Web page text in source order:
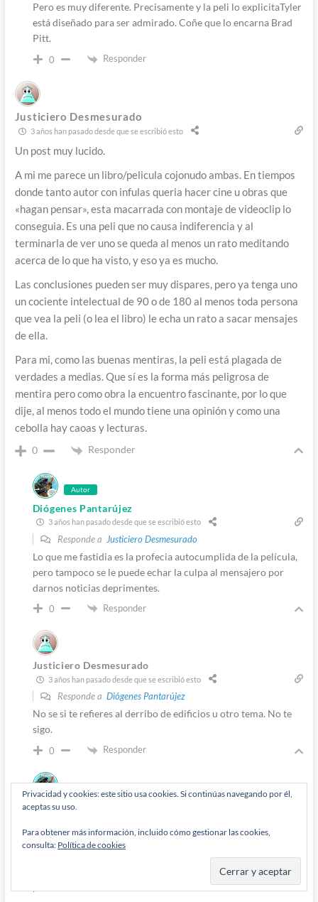
Pero es muy diferente. Precisamente y la peli lo explicitaTyler
está diseñado para ser admirado. Coñe que lo encarna Brad
Pitt.
0 Responder
Justiciero Desmesurado
3 años han pasado desde que se escribió esto
Un post muy lucido.
A mi me parece un libro/pelicula cojonudo ambas. En tiempos
donde tanto autor con infulas queria hacer cine u obras que
«hagan pensar», esta macarrada con montaje de videoclip lo
conseguia. Es una peli que no causa indiferencia y al
terminarla de ver uno se queda al menos un rato meditando
acerca de lo que ha visto, y eso ya es mucho.
Las conclusiones pueden ser muy dispares, pero ya tenga uno
un cociente intelectual de 90 o de 180 al menos toda persona
que vea la peli (o lea el libro) le echa un rato a sacar mensajes
de ella.
Para mi, como las buenas mentiras, la peli está plagada de
verdades a medias. Que sí es la forma más peligrosa de
mentira pero como obra la encuentro fascinante, por lo que
dije, al menos todo el mundo tiene una opinión y como una
cebolla hay caoas y lecturas.
0 Responder
Autor
Diógenes Pantarújez
3 años han pasado desde que se escribió esto
Responde a Justiciero Desmesurado
Lo que me fastidia es la profecia autocumplida de la película,
pero tampoco se le puede echar la culpa al mensajero por
darnos noticias deprimentes.
0 Responder
Justiciero Desmesurado
3 años han pasado desde que se escribió esto
Responde a Diógenes Pantarújez
No se si te refieres al derribo de edificios u otro tema. No te
sigo.
0 Responder
Diógenes Pantarújez
Responde aJusticiero Desmesurado
Que los blancos de mediana edad llorones porque el mundo
no era como se creían que iba a ser son terroristas en
Privacidad y cookies: este sitio usa cookies. Si continúas navegando por él,
aceptas su uso.
Para obtener más información, incluido cómo gestionar las cookies,
consulta: Política de cookies